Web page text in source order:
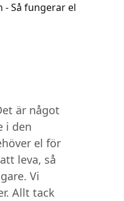
- Så fungerar el
är något
i den
el för
leva, så
Vi
Allt tack